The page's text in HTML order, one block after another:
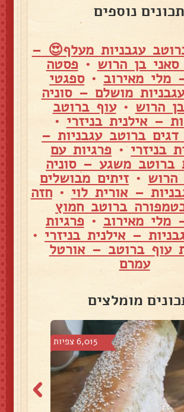
נוספים
עגבניות מעלף😍 –
סאני בן הרוש • פסטה
מלי מאירוב •ספגטי
מושלם – סוניה
הרוש •עוף ברוטב
– אילנית בניזרי •
דגים ברוטב עגבניות –
בניזרי• פרגיות עם
ברוטב משגע – סוניה
הרוש • זיתים מבושלים
– אורית לוי •חזה
ברוטב חמוץ
מלי מאירוב • פרגיות
– אילנית בניזרי •
עוף ברוטב – אורטל
עמרם
מומלצים
6,015 צפיות